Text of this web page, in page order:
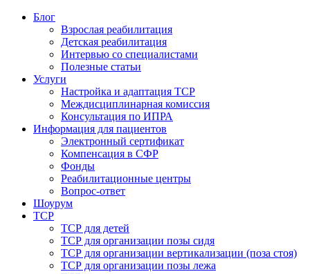
Блог
Взрослая реабилитация
Детская реабилитация
Интервью со специалистами
Полезные статьи
Услуги
Настройка и адаптация ТСР
Междисциплинарная комиссия
Консультация по ИПРА
Информация для пациентов
Электронный сертификат
Компенсация в СФР
Фонды
Реабилитационные центры
Вопрос-ответ
Шоурум
ТСР
ТСР для детей
ТСР для организации позы сидя
ТСР для организации вертикализации (поза стоя)
ТСР для организации позы лежа